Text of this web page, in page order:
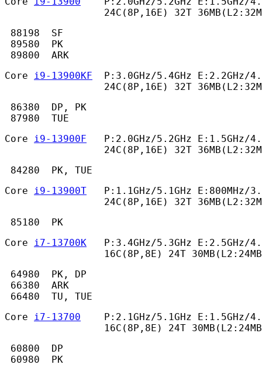
24C(8P,16E) 32T
88198  SF
89580  PK
89800  ARK
Core i9-13900KF
P:3.0GHz/5.4GHz E:2.2GHz/
24C(8P,16E) 32T
86380  DP, PK
87980  TUE
Core i9-13900F
P:2.0GHz/5.2GHz E:1.5GHz/
24C(8P,16E) 32T
84280  PK, TUE
Core i9-13900T
P:1.1GHz/5.1GHz E:800MHz/
24C(8P,16E) 32T
85180  PK
Core i7-13700K
P:3.4GHz/5.3GHz E:2.5GHz/
16C(8P,8E) 24T
64980  PK, DP
66380  ARK
66480  TU, TUE
Core i7-13700
P:2.1GHz/5.1GHz E:1.5GHz/
16C(8P,8E) 24T
60800  DP
60980  PK